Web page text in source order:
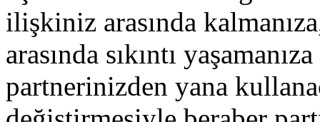
ilişkiniz arasında
arasında sıkıntı
partnerinizden yana